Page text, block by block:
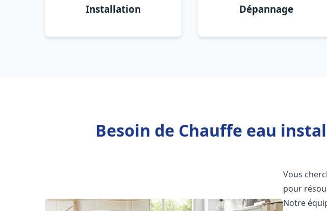
Installation Dépannage
Besoin de Chauffe eau
Vous
pour
Notre